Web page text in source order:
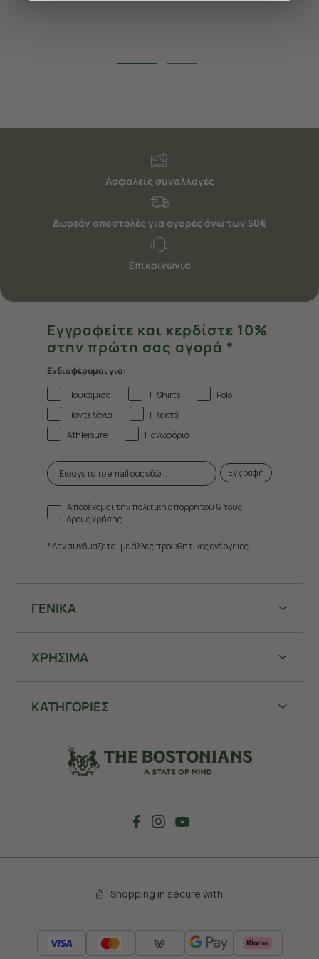
μέλλον. Εάν επιθυμείτε να μάθετε περισσότερα
Ασφαλείς συναλλαγές
Δωρεάν αποστολές για αγορές άνω των 50€
Επικοινωνία
ΓΕΝΙΚΑ
ΧΡHΣΙΜΑ
ΚΑΤΗΓΟΡΙΕΣ
Εγγραφείτε και κερδίστε 10%
στην πρώτη σας αγορά *
Ενδιαφέρομαι για:
Πουκάμισα
T-Shirts
Polo
Παντελόνια
Πλεκτά
Athleisure
Πανωφόρια
Εγγραφή
Αποδέχομαι την πολιτική απορρήτου & τους
όρους χρήσης.
* Δεν συνδυάζεται με άλλες προωθητικές ενέργειες.
Shopping in secure with